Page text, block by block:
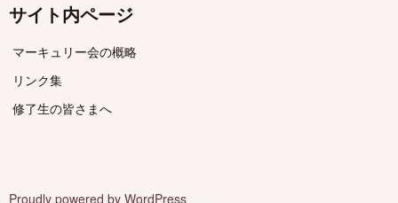
サイト内ページ
マーキュリー会の概略
リンク集
修了生の皆さまへ
Proudly powered by WordPress